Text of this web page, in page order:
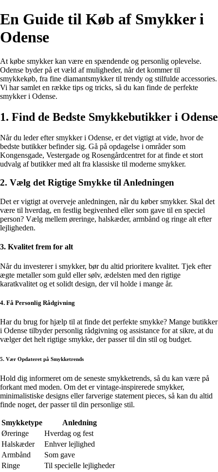
En Guide til Køb af Smykker i
Odense
At købe smykker kan være en spændende og personlig oplevelse.
Odense byder på et væld af muligheder, når det kommer til
smykkekøb, fra fine diamantsmykker til trendy og stilfulde accessories.
Vi har samlet en række tips og tricks, så du kan finde de perfekte
smykker i Odense.
1. Find de Bedste Smykkebutikker i Odense
Når du leder efter smykker i Odense, er det vigtigt at vide, hvor de
bedste butikker befinder sig. Gå på opdagelse i områder som
Kongensgade, Vestergade og Rosengårdcentret for at finde et stort
udvalg af butikker med alt fra klassiske til moderne smykker.
2. Vælg det Rigtige Smykke til Anledningen
Det er vigtigt at overveje anledningen, når du køber smykker. Skal det
være til hverdag, en festlig begivenhed eller som gave til en speciel
person? Vælg mellem øreringe, halskæder, armbånd og ringe alt efter
lejligheden.
3. Kvalitet frem for alt
Når du investerer i smykker, bør du altid prioritere kvalitet. Tjek efter
ægte metaller som guld eller sølv, ædelsten med den rigtige
karatkvalitet og et solidt design, der vil holde i mange år.
4. Få Personlig Rådgivning
Har du brug for hjælp til at finde det perfekte smykke? Mange butikker
i Odense tilbyder personlig rådgivning og assistance for at sikre, at du
vælger det helt rigtige smykke, der passer til din stil og budget.
5. Vær Opdateret på Smykketrends
Hold dig informeret om de seneste smykketrends, så du kan være på
forkant med moden. Om det er vintage-inspirerede smykker,
minimalistiske designs eller farverige statement pieces, så kan du altid
finde noget, der passer til din personlige stil.
Smykketype
Anledning
Øreringe
Hverdag og fest
Halskæder
Enhver lejlighed
Armbånd
Som gave
Ringe
Til specielle lejligheder